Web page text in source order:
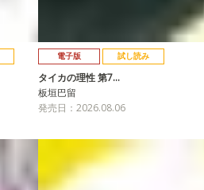
電子版 試し読み
タイカの理性 第7…
板垣巴留
発売日：2026.08.06